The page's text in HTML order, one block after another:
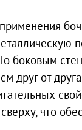
боковым
друг от
что